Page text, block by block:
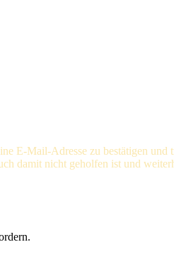
E-Mail-Adresse zu bestätigen
damit nicht geholfen ist und